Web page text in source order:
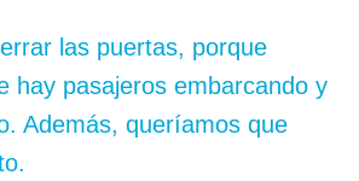
las puertas, porque
hay pasajeros embarcando y
Además, queríamos que